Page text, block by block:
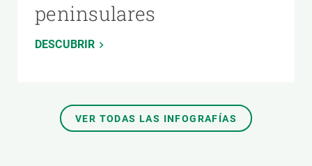
peninsulares
DESCUBRIR
VER TODAS LAS INFOGRAFÍAS